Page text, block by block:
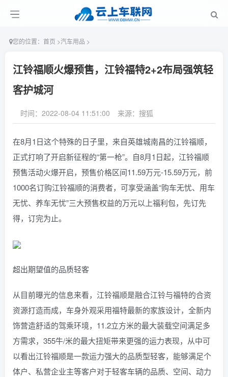
您的位置： 首页 >汽车用品 >
江铃福顺火爆预售，江铃福特2+2布局强筑轻
客护城河
时间：2022-08-04 11:51:00 来源：搜狐
在8月1日这个特殊的日子里，来自英雄城南昌的江铃福顺，
正式打响了开启新征程的“第一枪”。自8月1日起，江铃福顺
预售活动火爆开启，预售价格区间11.59万元-15.59万元，前
1000名订购江铃福顺的消费者，可享受涵盖“购车无忧、用车
无忧、养车无忧”三大预售权益的万元以上福利包，先订先
得，订完为止。
超出期望值的品质轻客
从目前曝光的信息来看，江铃福顺是融合江铃与福特的合资
资源打造而成，车身外观采用福特最新的家族设计，全新内
饰营造舒适的驾乘环境，11.2立方米的最大装载空间满足多
方需求，355牛/米的最大扭矩带来更强的运力表现，从中可
以看出江铃福顺是一款运力强大的品质型轻客，能够满足个
体户、私营企业主等客户对于轻客车辆的品质、空间、动力